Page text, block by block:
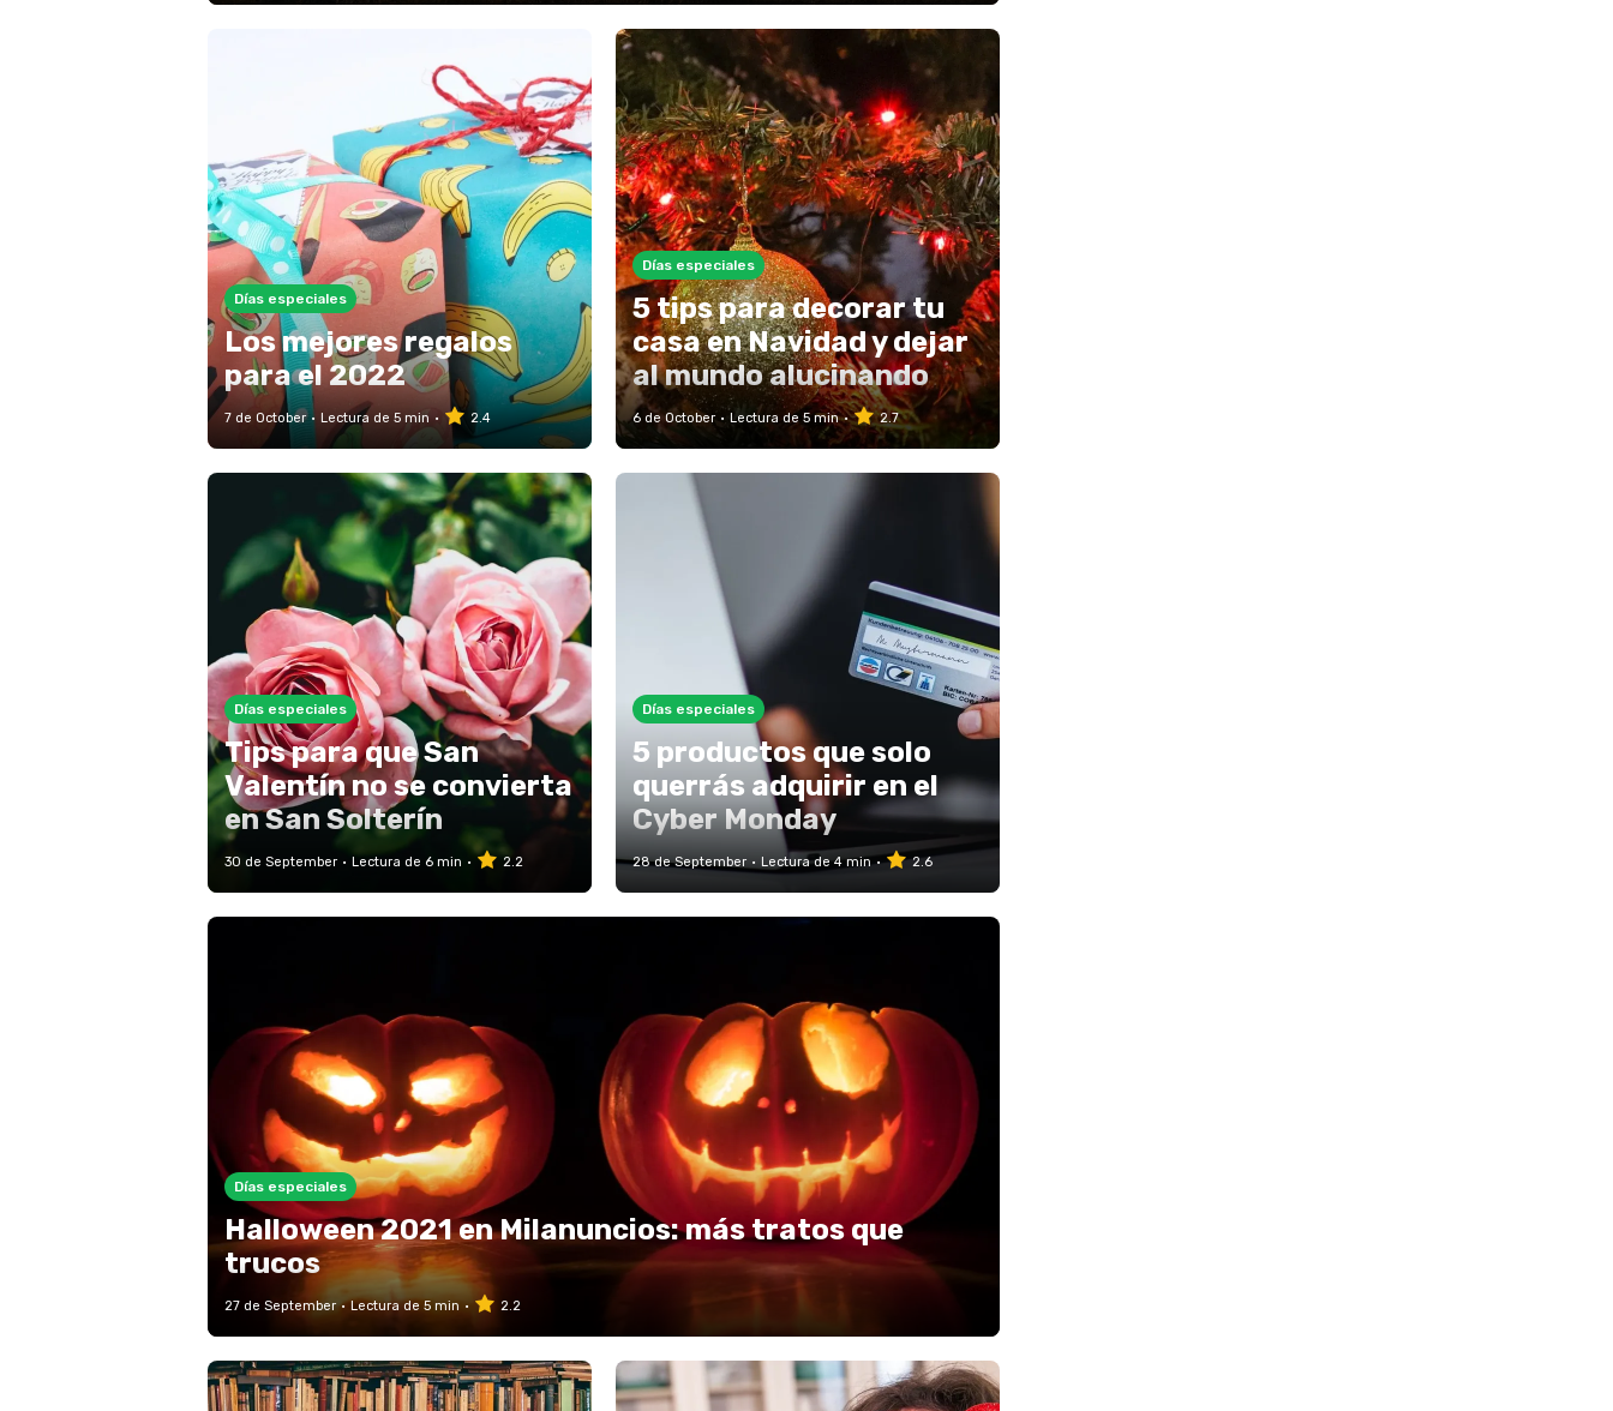
Días especiales
Los mejores regalos
para el 2022
7 de October Lectura de 5 min 2.4
Días especiales
5 tips para decorar tu
casa en Navidad y dejar
al mundo alucinando
6 de October Lectura de 5 min 2.7
Días especiales
Tips para que San
Valentín no se convierta
en San Solterín
30 de September Lectura de 6 min 2.2
Días especiales
5 productos que solo
querrás adquirir en el
Cyber Monday
28 de September Lectura de 4 min 2.6
Días especiales
Halloween 2021 en Milanuncios: más tratos que
trucos
27 de September Lectura de 5 min 2.2